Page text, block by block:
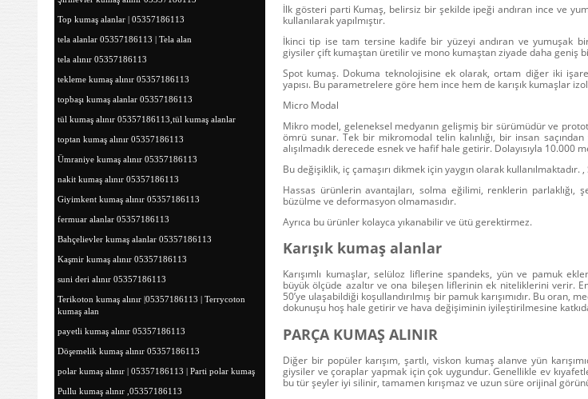
Top kumaş alanlar | 05357186113
tela alanlar 05357186113 | Tela alan
tela alınır 05357186113
tekleme kumaş alınır 05357186113
topbaşı kumaş alanlar 05357186113
tül kumaş alınır 05357186113,tül kumaş alanlar
toptan kumaş alınır 05357186113
Ümraniye kumaş alınır 05357186113
nakit kumaş alınır 05357186113
Giyimkent kumaş alınır 05357186113
fermuar alanlar 05357186113
Bahçelievler kumaş alanlar 05357186113
Kaşmir kumaş alınır 05357186113
suni deri alınır 05357186113
Terikoton kumaş alınır |05357186113 | Terrycoton
kumaş alan
payetli kumaş alınır 05357186113
Döşemelik kumaş alınır 05357186113
polar kumaş alınır | 05357186113 | Parti polar kumaş
Pullu kumaş alınır ,05357186113
İlk gösteri parti Kumaş, belirsiz bir şekilde ipeği andıran ince ve
kullanılarak yapılmıştır.
İkinci tip ise tam tersine kadife bir yüzeyi andıran ve yumuşak
giysiler çift kumaştan üretilir ve mono kumaştan ziyade daha geniş
Spot kumaş. Dokuma teknolojisine ek olarak, ortam diğer iki
yapısı. Bu parametrelere göre hem ince hem de karışık kumaşlar
Micro Modal
Mikro model, geleneksel medyanın gelişmiş bir sürümüdür ve
ömrü sunar. Tek bir mikromodal telin kalınlığı, bir insan
alışılmadık derecede esnek ve hafif hale getirir. Dolayısıyla 10.000
Bu değişiklik, iç çamaşırı dikmek için yaygın olarak
Hassas ürünlerin avantajları, solma eğilimi, renklerin parlaklığı,
büzülme ve deformasyon olmamasıdır.
Ayrıca bu ürünler kolayca yıkanabilir ve ütü gerektirmez.
Karışık kumaş alanlar
Karışımlı kumaşlar, selüloz liflerine spandeks, yün ve pamuk
büyük ölçüde azaltır ve ona bileşen liflerinin ek niteliklerini verir.
50’ye ulaşabildiği koşullandırılmış bir pamuk karışımıdır. Bu oran,
dokunuşu hoş hale getirir ve hava değişiminin iyileştirilmesine
PARÇA KUMAŞ ALINIR
Diğer bir popüler karışım, şartlı, viskon kumaş alanve yün
giysiler ve çoraplar yapmak için çok uygundur. Genellikle ev
bu tür şeyler iyi silinir, tamamen kırışmaz ve uzun süre orijinal